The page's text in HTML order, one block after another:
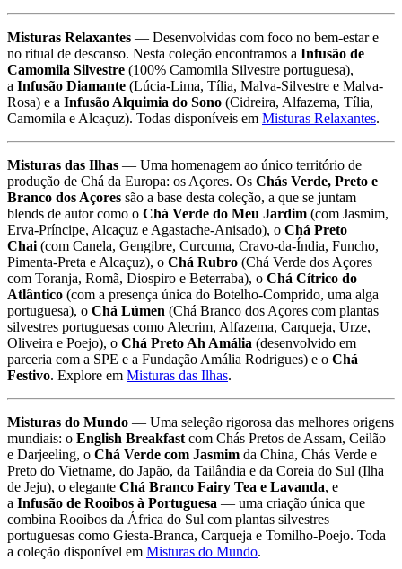
Misturas Relaxantes — Desenvolvidas com foco no bem-estar e
no ritual de descanso. Nesta coleção encontramos a Infusão de
Camomila Silvestre (100% Camomila Silvestre portuguesa),
a Infusão Diamante (Lúcia-Lima, Tília, Malva-Silvestre e Malva-
Rosa) e a Infusão Alquimia do Sono (Cidreira, Alfazema, Tília,
Camomila e Alcaçuz). Todas disponíveis em Misturas Relaxantes.
Misturas das Ilhas — Uma homenagem ao único território de
produção de Chá da Europa: os Açores. Os Chás Verde, Preto e
Branco dos Açores são a base desta coleção, a que se juntam
blends de autor como o Chá Verde do Meu Jardim (com Jasmim,
Erva-Príncipe, Alcaçuz e Agastache-Anisado), o Chá Preto
Chai (com Canela, Gengibre, Curcuma, Cravo-da-Índia, Funcho,
Pimenta-Preta e Alcaçuz), o Chá Rubro (Chá Verde dos Açores
com Toranja, Romã, Diospiro e Beterraba), o Chá Cítrico do
Atlântico (com a presença única do Botelho-Comprido, uma alga
portuguesa), o Chá Lúmen (Chá Branco dos Açores com plantas
silvestres portuguesas como Alecrim, Alfazema, Carqueja, Urze,
Oliveira e Poejo), o Chá Preto Ah Amália (desenvolvido em
parceria com a SPE e a Fundação Amália Rodrigues) e o Chá
Festivo. Explore em Misturas das Ilhas.
Misturas do Mundo — Uma seleção rigorosa das melhores origens
mundiais: o English Breakfast com Chás Pretos de Assam, Ceilão
e Darjeeling, o Chá Verde com Jasmim da China, Chás Verde e
Preto do Vietname, do Japão, da Tailândia e da Coreia do Sul (Ilha
de Jeju), o elegante Chá Branco Fairy Tea e Lavanda, e
a Infusão de Rooibos à Portuguesa — uma criação única que
combina Rooibos da África do Sul com plantas silvestres
portuguesas como Giesta-Branca, Carqueja e Tomilho-Poejo. Toda
a coleção disponível em Misturas do Mundo.